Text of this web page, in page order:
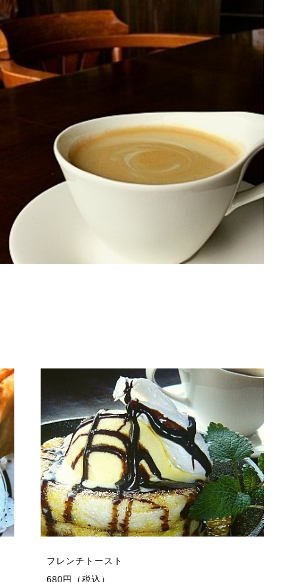
フレンチトースト
680円（税込）